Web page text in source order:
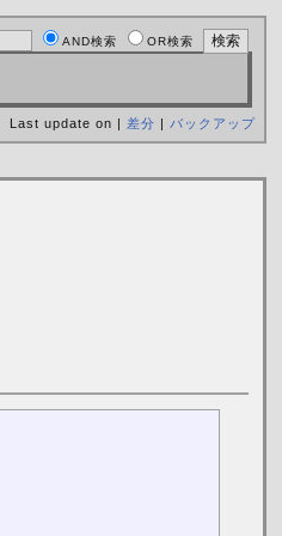
AND検索 OR検索
Last update on | 差分 バックアップ